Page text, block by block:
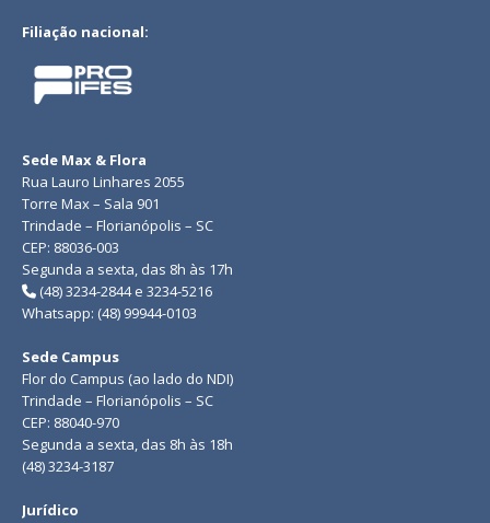
Filiação nacional:
Sede Max & Flora
Rua Lauro Linhares 2055
Torre Max – Sala 901
Trindade – Florianópolis – SC
CEP: 88036-003
Segunda a sexta, das 8h às 17h
(48) 3234-2844 e 3234-5216
Whatsapp: (48) 99944-0103
Sede Campus
Flor do Campus (ao lado do NDI)
Trindade – Florianópolis – SC
CEP: 88040-970
Segunda a sexta, das 8h às 18h
(48) 3234-3187
Jurídico